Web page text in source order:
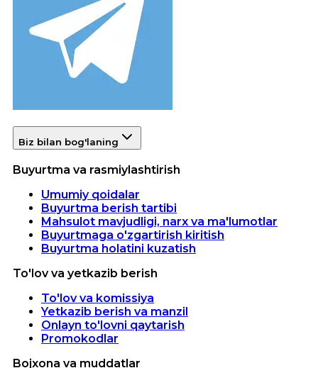
Biz bilan bog'laning
Buyurtma va rasmiylashtirish
Umumiy qoidalar
Buyurtma berish tartibi
Mahsulot mavjudligi, narx va ma'lumotlar
Buyurtmaga o'zgartirish kiritish
Buyurtma holatini kuzatish
To'lov va yetkazib berish
To'lov va komissiya
Yetkazib berish va manzil
Onlayn to'lovni qaytarish
Promokodlar
Bojxona va muddatlar